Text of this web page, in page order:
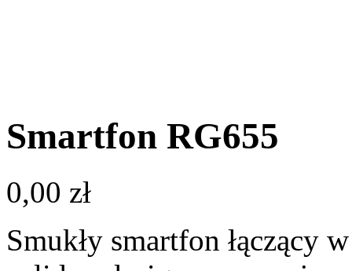
Smartfon RG655
0,00 zł
Smukły smartfon łączący